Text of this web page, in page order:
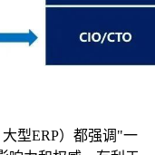
型ERP）都强调"一